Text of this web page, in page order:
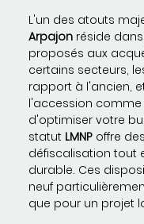
L'un des atouts
Arpajon réside
proposés aux
certains secteurs,
rapport à l'ancien,
l'accession
d'optimiser votre
statut LMNP offre
défiscalisation tout
durable. Ces
neuf
que pour un projet